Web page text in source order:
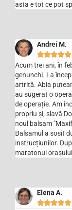
asta e tot ce pot
Andrei M.

Acum trei ani, în
genunchi. La
artrită. Abia
au sugerat o
de operație. Am
propriu și, slavă
noul balsam
Balsamul a sosit
instrucțiunilor.
maratonul
Elena A.
